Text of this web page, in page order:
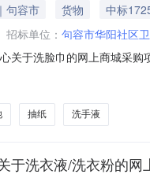
句容市 货物
中标
招标单位： 句容市华阳社区
关于洗脸巾的网上商城采
名称:江苏省镇江市句容市
抽纸 洗手液
于洗衣液/洗衣粉的